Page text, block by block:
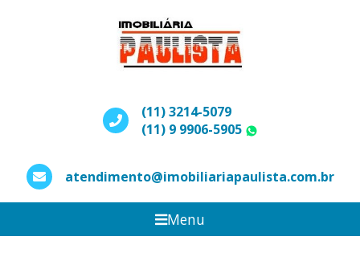
(11) 3214-5079
(11) 9 9906-5905
atendimento@imobiliariapaulista.com.br
Menu